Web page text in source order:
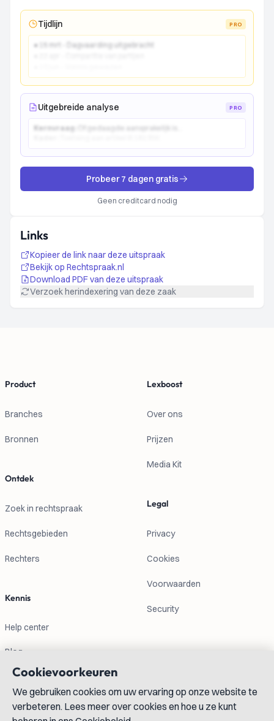
Tijdlijn PRO
● 15 mrt - Dagvaarding uitgebracht
Uitgebreide analyse PRO
Kernvraag:
Probeer 7 dagen gratis
Geen creditcard nodig
Links
Kopieer de link naar deze uitspraak
Bekijk op Rechtspraak.nl
Download PDF van deze uitspraak
Verzoek herindexering van deze zaak
Product
Branches
Bronnen
Ontdek
Zoek in rechtspraak
Rechtsgebieden
Rechters
Kennis
Help center
Blog
Lexboost
Over ons
Prijzen
Media Kit
Legal
Privacy
Cookies
Voorwaarden
Security
Contactgegevens
Cookievoorkeuren
We gebruiken cookies om uw ervaring op onze website te
verbeteren. Lees meer over cookies en hoe u ze kunt